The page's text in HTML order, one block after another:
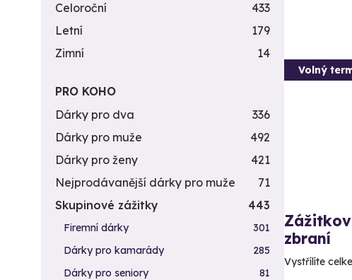
Volný
zbraní
Vystřílíte
Celoroční
433
Letní
179
Zimní
14
PRO KOHO
Dárky pro dva
336
Dárky pro muže
492
Dárky pro ženy
421
Nejprodávanější dárky pro muže
71
Skupinové zážitky
443
Firemní dárky
301
Dárky pro kamarády
285
Dárky pro seniory
81